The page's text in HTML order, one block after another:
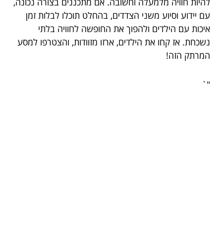
עם יידוע וסיוע משני הצדדים, בהחלט תוכלו לבלות זמן
איכות עם הילדים ולהפוך את החופשה לחוויה בלתי
נשכחת. אז קחו את הילדים, ארזו מזוודות, והצטרפו למסע
המרתק הזה!
"`